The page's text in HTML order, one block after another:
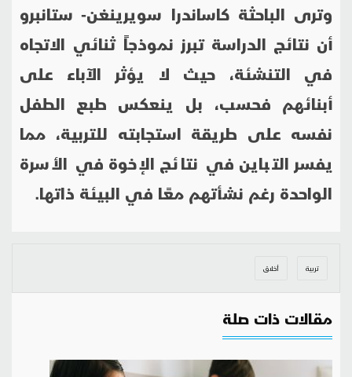
وترى الباحثة كاساندرا سويرينغن‑ ستانبرو
أن نتائج الدراسة تبرز نموذجاً ثنائي الاتجاه
في التنشئة، حيث لا يؤثر الآباء على
أبنائهم فحسب، بل ينعكس طبع الطفل
نفسه على طريقة استجابته للتربية، مما
يفسر التباين في نتائج الإخوة في الأسرة
الواحدة رغم نشأتهم معًا في البيئة ذاتها.
تربية أخلاق
مقالات ذات صلة